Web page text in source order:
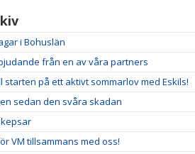
i Bohuslän
från en av våra partners
starten på ett aktivt sommarlov med Eskils!
sedan den svåra skadan
VM tillsammans med oss!